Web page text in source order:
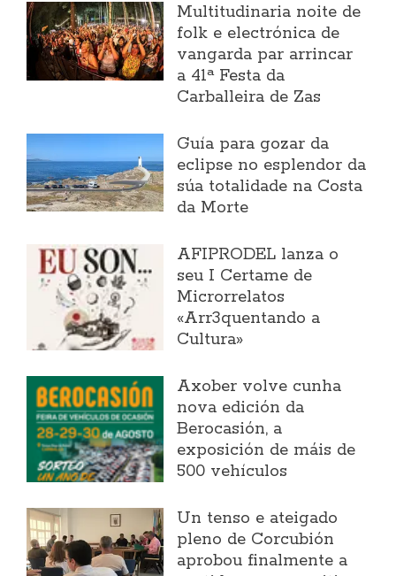
Multitudinaria noite de
folk e electrónica de
vangarda par arrincar
a 41ª Festa da
Carballeira de Zas
Guía para gozar da
eclipse no esplendor da
súa totalidade na Costa
da Morte
AFIPRODEL lanza o
seu I Certame de
Microrrelatos
«Arr3quentando a
Cultura»
Axober volve cunha
nova edición da
Berocasión, a
exposición de máis de
500 vehículos
Un tenso e ateigado
pleno de Corcubión
aprobou finalmente a